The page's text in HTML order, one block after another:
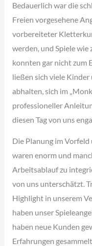
Bedauerlich war die
Freien vorgesehene
vorbereiteter
werden, und Spiele wie
konnten gar nicht zum
ließen sich viele
abhalten, sich im
professioneller
diesen Tag von uns
Die Planung im
waren enorm und
Arbeitsablauf zu
von uns unterschätzt.
Highlight in unserem
haben unser
haben neue Kunden
Erfahrungen